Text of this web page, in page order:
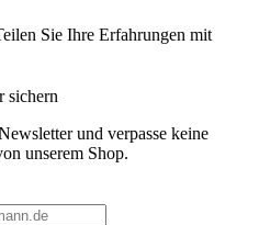
Sie Ihre Erfahrungen mit
sichern
und verpasse keine
unserem Shop.